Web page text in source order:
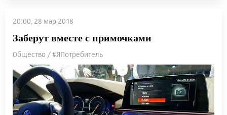
20:00, 28 мар 2018
Заберут вместе с примочками
Общество / #ЯПотребитель